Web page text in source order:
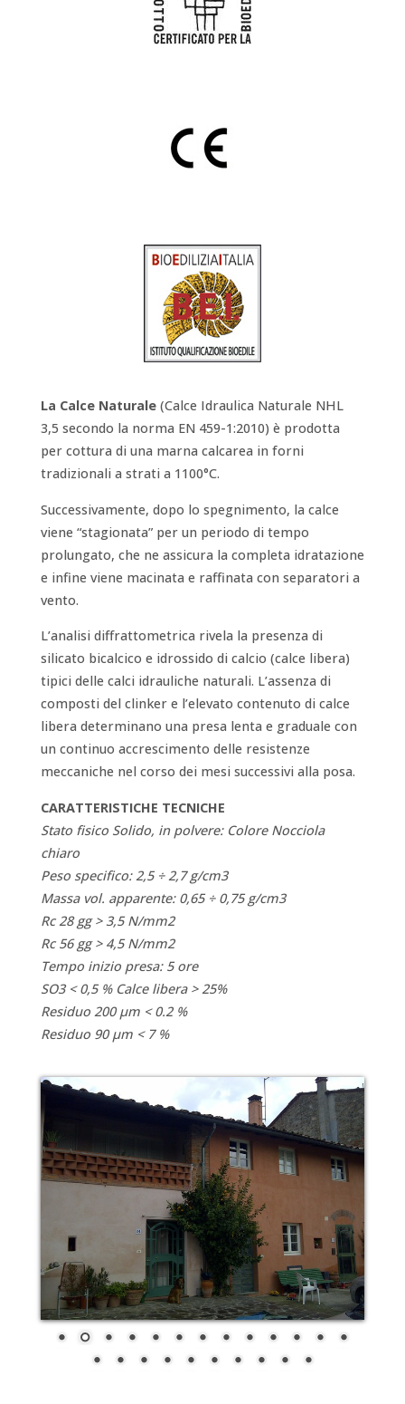
La Calce Naturale(Calce Idraulica Naturale NHL
3,5 secondo la norma EN 459-1:2010) è prodotta
per cottura di una marna calcarea in forni
tradizionali a strati a 1100°C.
Successivamente, dopo lo spegnimento, la calce
viene “stagionata” per un periodo di tempo
prolungato, che ne assicura la completa idratazione
e infine viene macinata e raffinata con separatori a
vento.
L’analisi diffrattometrica rivela la presenza di
silicato bicalcico e idrossido di calcio (calce libera)
tipici delle calci idrauliche naturali. L’assenza di
composti del clinker e l’elevato contenuto di calce
libera determinano una presa lenta e graduale con
un continuo accrescimento delle resistenze
meccaniche nel corso dei mesi successivi alla posa.
CARATTERISTICHE TECNICHE
Stato fisico Solido, in polvere: Colore Nocciola
chiaro
Peso specifico: 2,5 ÷ 2,7 g/cm3
Massa vol. apparente: 0,65 ÷ 0,75 g/cm3
Rc 28 gg > 3,5 N/mm2
Rc 56 gg > 4,5 N/mm2
Tempo inizio presa: 5 ore
SO3 < 0,5 % Calce libera > 25%
Residuo 200 μm < 0.2 %
Residuo 90 μm < 7 %